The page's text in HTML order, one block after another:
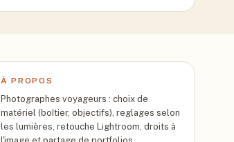
À PROPOS
Photographes voyageurs : choix de
matériel (boîtier, objectifs), reglages selon
les lumières, retouche Lightroom, droits à